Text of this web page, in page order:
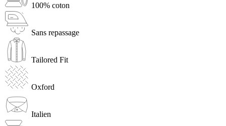
100% coton
Sans repassage
Tailored Fit
Oxford
Italien